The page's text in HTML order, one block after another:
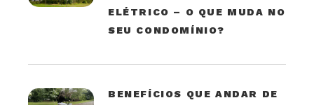
ELÉTRICO – O QUE MUDA NO
SEU CONDOMÍNIO?
BENEFÍCIOS QUE ANDAR DE